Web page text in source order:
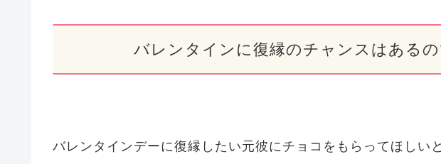
バレンタインに復縁のチャンスはある
バレンタインデーに復縁したい元彼にチョコをもらってほしい